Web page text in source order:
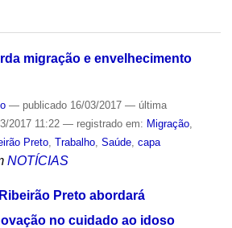
migração e envelhecimento
— publicado16/03/2017 — última
2017 11:22 — registrado em: Migração,
Preto, Trabalho, Saúde, capa
NOTÍCIAS
Preto abordará
no cuidado ao idoso